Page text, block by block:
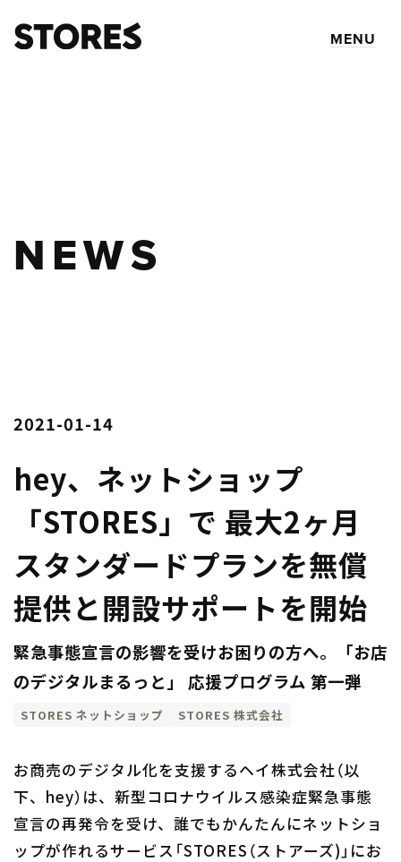
MENU
NEWS
2021-01-14
hey、ネットショップ
「STORES」で 最大2ヶ月
スタンダードプランを無償
提供と開設サポートを開始
緊急事態宣言の影響を受けお困りの方へ。「お店
のデジタルまるっと」 応援プログラム 第一弾
STORES ネットショップ STORES 株式会社
お商売のデジタル化を支援するヘイ株式会社（以
下、hey）は、新型コロナウイルス感染症緊急事態
宣言の再発令を受け、誰でもかんたんにネットショ
ップが作れるサービス「STORES（ストアーズ)」にお